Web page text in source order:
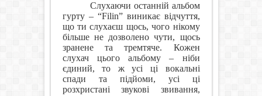
Слухаючи останній альбом
гурту – “Filin” виникає відчуття,
що ти слухаєш щось, чого нікому
більше не дозволено чути, щось
зранене та тремтяче. Кожен
слухач цього альбому – ніби
єдиний, то ж усі ці вокальні
спади та підйоми, усі ці
розхристані звукові звивання,